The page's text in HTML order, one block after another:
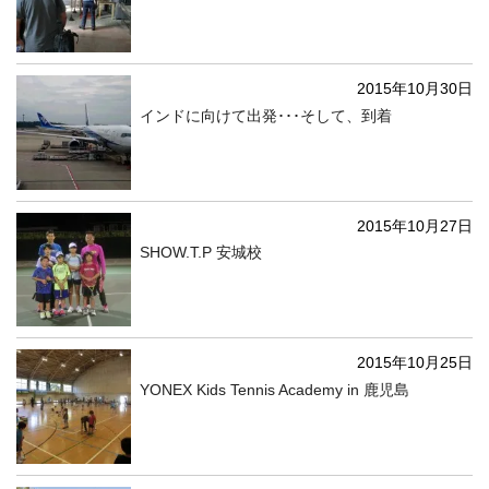
2015年10月30日
インドに向けて出発･･･そして、到着
2015年10月27日
SHOW.T.P 安城校
2015年10月25日
YONEX Kids Tennis Academy in 鹿児島